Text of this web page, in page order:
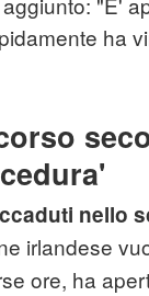
ha
nello
irlandese
ore, ha